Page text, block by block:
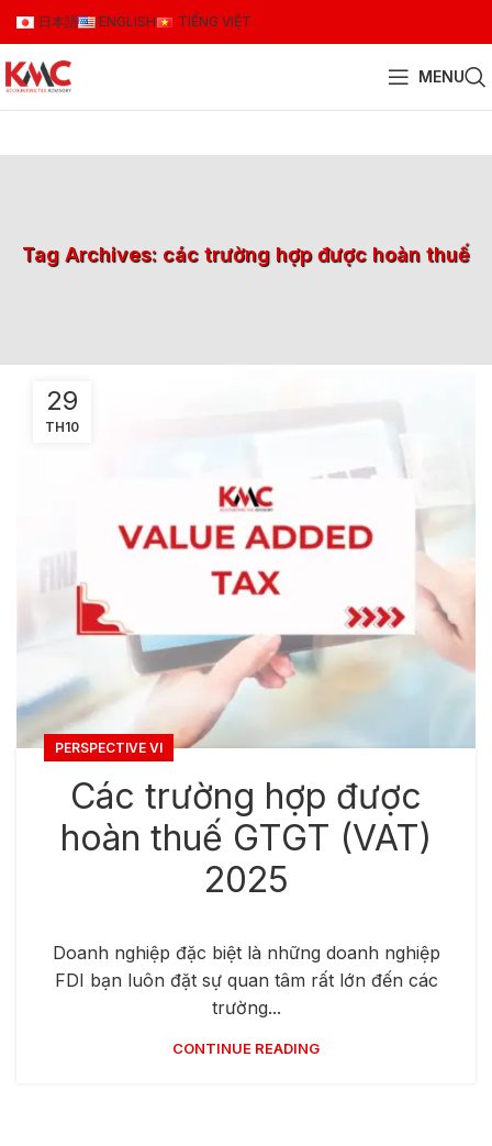
日本語 ENGLISH TIẾNG VIỆT
MENU
Tag Archives: các trường hợp được hoàn thuế
29
TH10
PERSPECTIVE VI
Các trường hợp được
hoàn thuế GTGT (VAT)
2025
Doanh nghiệp đặc biệt là những doanh nghiệp
FDI bạn luôn đặt sự quan tâm rất lớn đến các
trường...
CONTINUE READING